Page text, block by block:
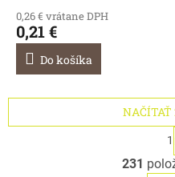
0,26 € vrátane DPH
0,21 €
Do košíka
NAČÍTAŤ
1
231